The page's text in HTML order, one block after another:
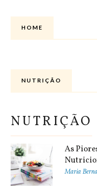
HOME
NUTRIÇÃO
NUTRIÇÃO
As
Maria